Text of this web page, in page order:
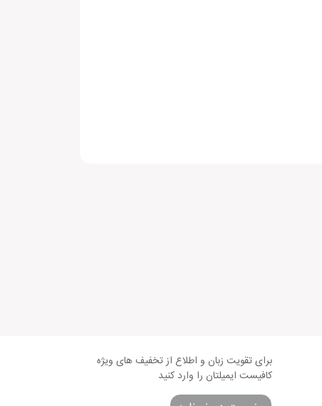
برای تقویت زبان و اطلاع از تخفیف های ویژه
کافیست ایمیلتان را وارد کنید